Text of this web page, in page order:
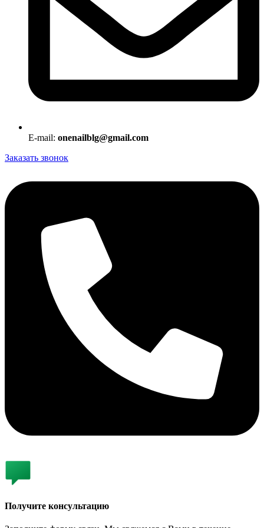
E-mail: onenailblg@gmail.com
Заказать звонок
Получите консультацию